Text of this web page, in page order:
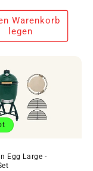
Warenkorb
legen
Egg Large -